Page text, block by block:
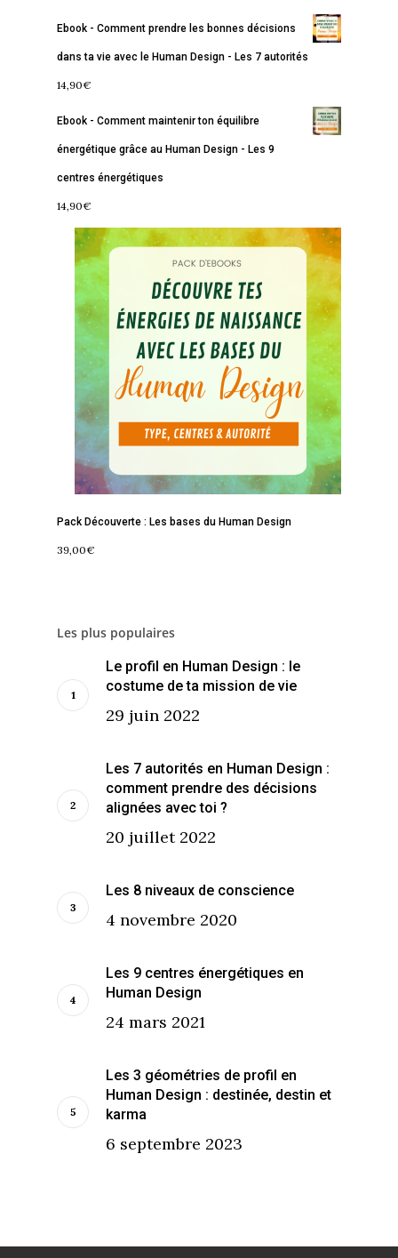
Ebook - Comment prendre les bonnes décisions
dans ta vie avec le Human Design - Les 7 autorités
14,90€
Ebook - Comment maintenir ton équilibre
énergétique grâce au Human Design - Les 9
centres énergétiques
14,90€
Pack Découverte : Les bases du Human Design
39,00€
Les plus populaires
Le profil en Human Design : le
costume de ta mission de vie
29 juin 2022
Les 7 autorités en Human Design :
comment prendre des décisions
alignées avec toi ?
20 juillet 2022
Les 8 niveaux de conscience
4 novembre 2020
Les 9 centres énergétiques en
Human Design
24 mars 2021
Les 3 géométries de profil en
Human Design : destinée, destin et
karma
6 septembre 2023
Accueil
Blog
Se découvrir
S’équilibrer
Se réaliser
Podcast
Services
Accompagnements
Lectures de Human
La Boussole
Libération
Programmes
Renaissance
Amour & Guérison
Membership
Boutique
À propos
Contact